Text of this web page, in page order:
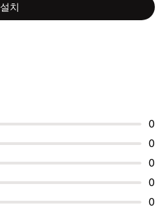
설치
0
0
0
0
0